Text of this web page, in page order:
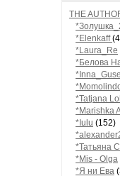
THE
*Elenkaff
*Laura_Re
*Белова
*Tatjana
*Marishka
*Iulu (152)
*Татьяна
*Mis - Olga
*Я ни Ева